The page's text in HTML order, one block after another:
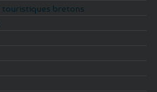
touristiques bretons